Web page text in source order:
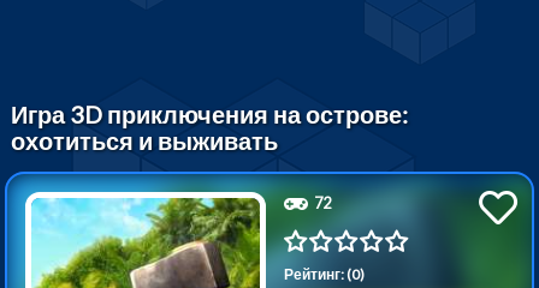
Игра 3D приключения на острове:
охотиться и выживать
72
Рейтинг: (0)